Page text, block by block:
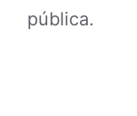
pública.